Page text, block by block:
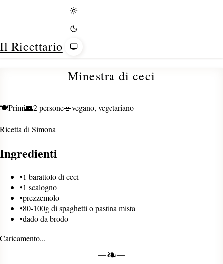
Il Ricettario
Tema
Minestra di ceci
🍽️Primi👥2 persone🥗vegano, vegetariano
Ricetta di Simona
Ingredienti
•1 barattolo di ceci
•1 scalogno
•prezzemolo
•80-100g di spaghetti o pastina mista
•dado da brodo
Caricamento...
❧